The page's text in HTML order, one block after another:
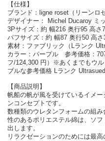
【仕様】
ブランド：ligne roset（リーンロゼ
デザイナー： Michel Ducaroy ミ
3Pサイズ：約 幅216 奥行95 高さ
パフサイズ：約 幅87 奥行50 高さ
素材：ファブリック（Lランク
カラー：パープル 参考価格：
フ/124,300 円）※あくまでもウ
ブルな参考価格 Lランク
【商品説明】
帆船の帆が風を受けているイメ
ンコンセプトです。
数種類のウレタンフォームの組
性のあるポリエステル綿は、ソ
出します。
リラクゼーションのためには最高